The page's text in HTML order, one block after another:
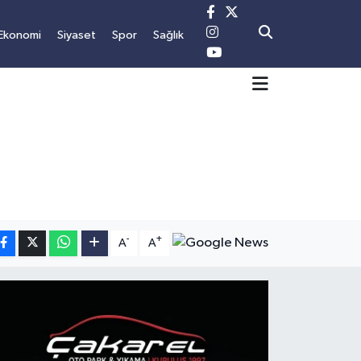
Ekonomi Siyaset Spor Sağlık
A- A+